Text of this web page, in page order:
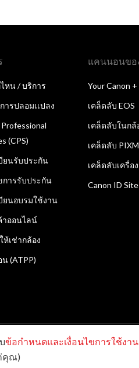
หน / บริการ
ารปลอมเเปลง
(CPS)
ยนรับประกัน
การรับประกัน
ยนอบรมใช้งาน
ออนไลน์
ห้เช่ากล้อง
(ATPP)
แคนนอนข
Your Canon +
เคล็ดลับ EOS
เคล็ดลับในก
เคล็ดลับ
เคล็ดลับเครื่อ
Canon ID Site
ธิ์
ข้อกำหนดและเงื่อนไขการใช้งาน
คุณ)